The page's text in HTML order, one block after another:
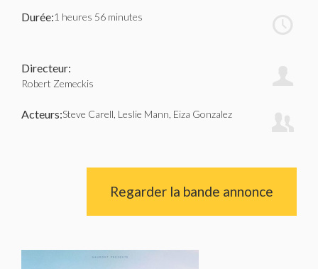
Durée:1 heures 56 minutes
Directeur:
Robert Zemeckis
Acteurs:Steve Carell, Leslie Mann, Eiza Gonzalez
Regarder la bande annonce